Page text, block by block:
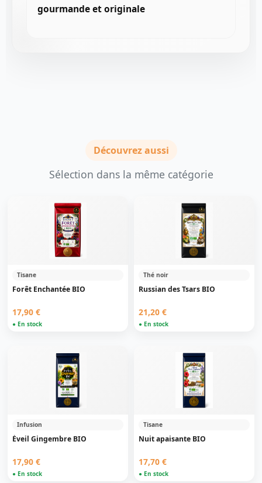
gourmande et originale
Découvrez aussi
Sélection dans la même catégorie
Tisane
Forêt Enchantée BIO
17,90 €
● En stock
Thé noir
Russian des Tsars BIO
21,20 €
● En stock
Infusion
Éveil Gingembre BIO
17,90 €
● En stock
Tisane
Nuit apaisante BIO
17,70 €
● En stock